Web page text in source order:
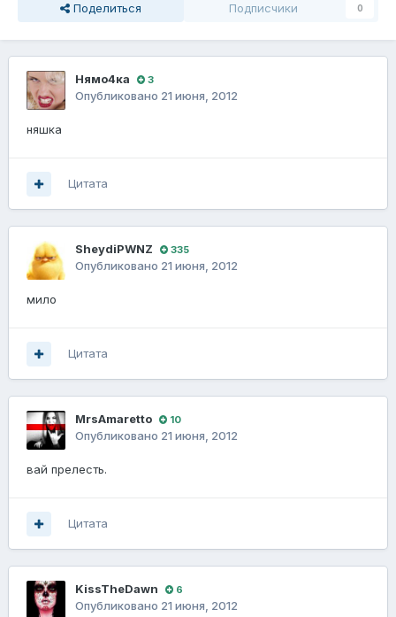
Поделиться Подписчики 0
Нямо4ка 3
Опубликовано 21 июня, 2012
няшка
Цитата
SheydiPWNZ 335
Опубликовано 21 июня, 2012
мило
Цитата
MrsAmaretto 10
Опубликовано 21 июня, 2012
вай прелесть.
Цитата
KissTheDawn 6
Опубликовано 21 июня, 2012